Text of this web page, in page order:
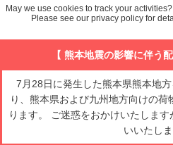
【 熊本地震の影響に伴う
7月28日に発生した熊本県熊本地
り、熊本県および九州地方向けの
ります。 ご迷惑をおかけいたしま
いいたしま
May we use cookies to track your
Please see our privacy policy for